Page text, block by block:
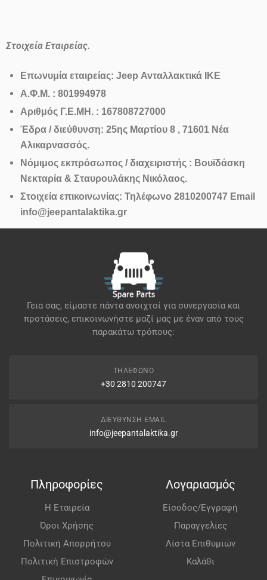
Στοιχεία Εταιρείας.
Επωνυμία εταιρείας: Jeep Ανταλλακτικά ΙΚΕ
Α.Φ.Μ. : 801994978
Αριθμός Γ.Ε.ΜΗ. : 167808727000
Έδρα / διεύθυνση: 25ης Μαρτίου 8 , 71601 Νέα
Αλικαρνασσός.
Νόμιμος εκπρόσωπος / διαχειριστής : Βουϊδάσκη
Νεκταρία & Σταυρουλάκης Νικόλαος.
Στοιχεία επικοινωνίας: Τηλέφωνο 2810200747 Email
info@jeepantalaktika.gr
Γεια σας, είμαστε πάντα ανοιχτοί για συνεργασία και
προτάσεις, επικοινωνήστε μαζί μας με έναν από τους
παρακάτω τρόπους:
ΤΗΛΈΦΩΝΟ
+30 2810 200747
ΔΙΕΎΘΥΝΣΗ EMAIL
info@jeepantalaktika.gr
Πληροφορίες
Η Εταιρεία
Όροι Χρήσης
Πολιτική Απορρήτου
Πολιτική Επιστροφών
Λογαριασμός
Είσοδος/Εγγραφή
Παραγγελίες
Λίστα Επιθυμιών
Καλάθι